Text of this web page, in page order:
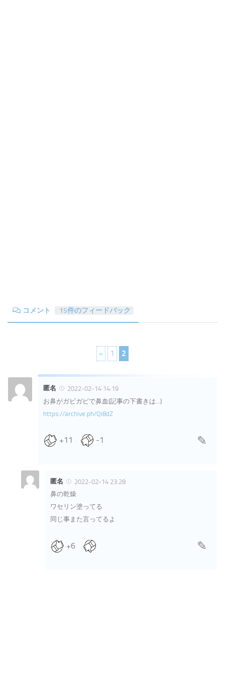
コメント 15件のフィードバック
« 1 2
匿名
2022-02-14 14:19
お鼻がガビガビで鼻血(記事の下書きは…)
https://archive.ph/Qi8dZ
+11 -1
匿名
2022-02-14 23:28
鼻の乾燥
ワセリン塗ってる
同じ事また言ってるよ
+6